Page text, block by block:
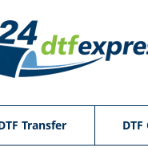
Transfer